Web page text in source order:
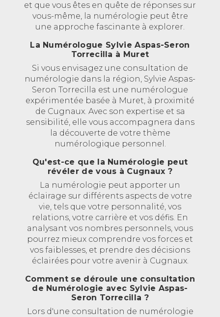
et que vous êtes en quête de réponses sur
vous-même, la numérologie peut être
une approche fascinante à explorer.
La Numérologue Sylvie Aspas-Seron
Torrecilla à Muret
Si vous envisagez une consultation de
numérologie dans la région, Sylvie Aspas-
Seron Torrecilla est une numérologue
expérimentée basée à Muret, à proximité
de Cugnaux. Avec son expertise et sa
sensibilité, elle vous accompagnera dans
la découverte de votre thème
numérologique personnel.
Qu'est-ce que la Numérologie peut
révéler de vous à Cugnaux ?
La numérologie peut apporter un
éclairage sur différents aspects de votre
vie, tels que votre personnalité, vos
relations, votre carrière et vos défis. En
analysant vos nombres personnels, vous
pourrez mieux comprendre vos forces et
vos faiblesses, et prendre des décisions
éclairées pour votre avenir à Cugnaux.
Comment se déroule une consultation
de Numérologie avec Sylvie Aspas-
Seron Torrecilla ?
Lors d'une consultation de numérologie